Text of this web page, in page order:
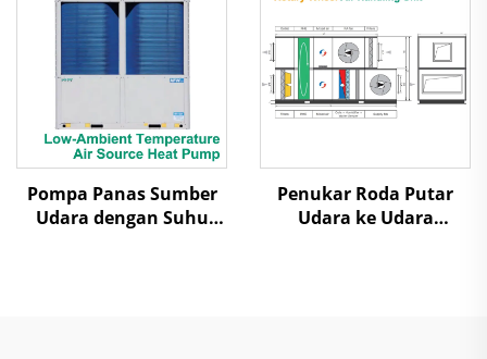
Pompa Panas Sumber
Udara dengan Suhu
Penukar Roda Putar
Udara ke Udara